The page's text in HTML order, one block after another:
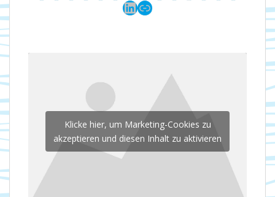
LinkedIn
Link
Klicke hier, um Marketing-Cookies zu
akzeptieren und diesen Inhalt zu aktivieren